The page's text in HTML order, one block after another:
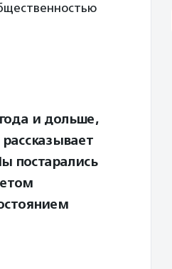
и дольше,
постарались